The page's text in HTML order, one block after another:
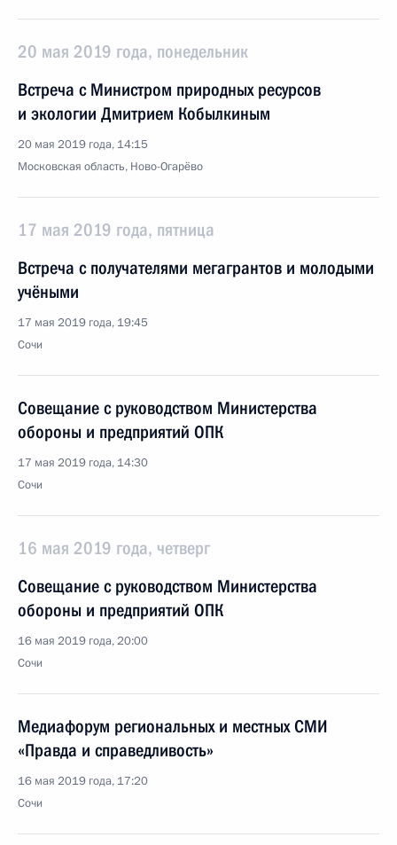
20 мая 2019 года, понедельник
Встреча с Министром природных ресурсов
и экологии Дмитрием Кобылкиным
20 мая 2019 года, 14:15
Московская область, Ново-Огарёво
17 мая 2019 года, пятница
Встреча с получателями мегагрантов и молодыми
учёными
17 мая 2019 года, 19:45
Сочи
Совещание с руководством Министерства
обороны и предприятий ОПК
17 мая 2019 года, 14:30
Сочи
16 мая 2019 года, четверг
Совещание с руководством Министерства
обороны и предприятий ОПК
16 мая 2019 года, 20:00
Сочи
Медиафорум региональных и местных СМИ
«Правда и справедливость»
16 мая 2019 года, 17:20
Сочи